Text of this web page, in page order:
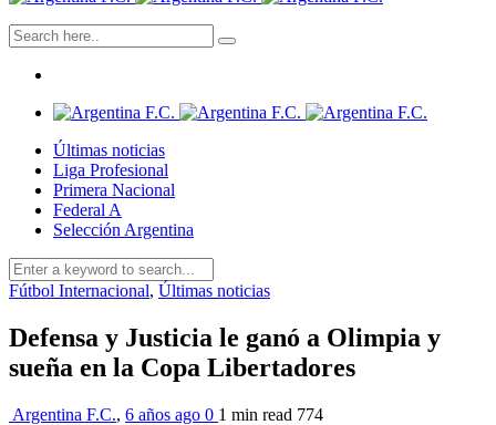
Últimas noticias
Liga Profesional
Primera Nacional
Federal A
Selección Argentina
Fútbol Internacional, Últimas noticias
Defensa y Justicia le ganó a Olimpia y
sueña en la Copa Libertadores
Argentina F.C., 6 años ago 0 1 min read 774